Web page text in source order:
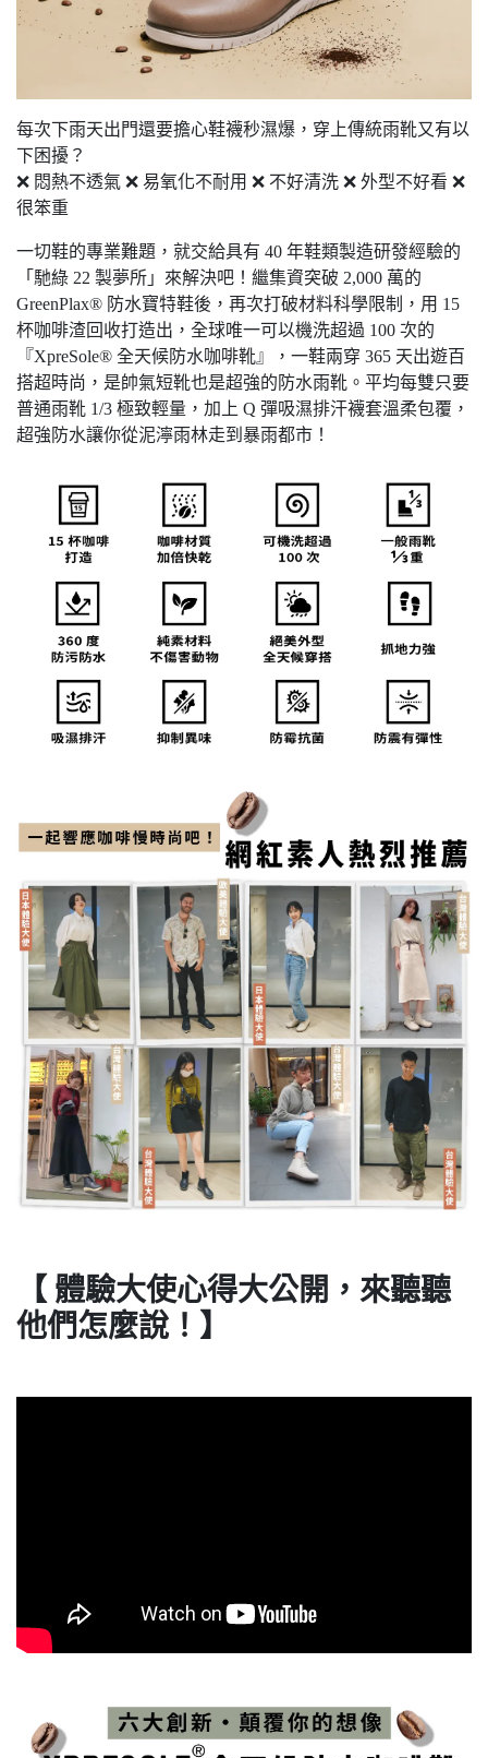
每次下雨天出門還要擔心鞋襪秒濕爆，穿上傳統雨靴又有以
下困擾？
❌ 悶熱不透氣 ❌ 易氧化不耐用 ❌ 不好清洗 ❌ 外型不好看 ❌
很笨重
一切鞋的專業難題，就交給具有 40 年鞋類製造研發經驗的
「馳綠 22 製夢所」來解決吧！繼集資突破 2,000 萬的
GreenPlax® 防水寶特鞋後，再次打破材料科學限制，用 15
杯咖啡渣回收打造出，全球唯一可以機洗超過 100 次的
『XpreSole® 全天候防水咖啡靴』，一鞋兩穿 365 天出遊百
搭超時尚，是帥氣短靴也是超強的防水雨靴。平均每雙只要
普通雨靴 1/3 極致輕量，加上 Q 彈吸濕排汗襪套溫柔包覆，
超強防水讓你從泥濘雨林走到暴雨都市！
【 體驗大使心得大公開，來聽聽
他們怎麼說！】